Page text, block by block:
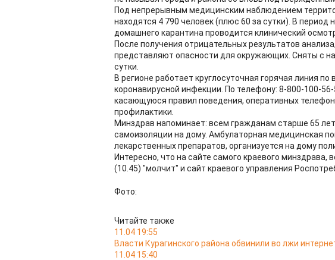
Под непрерывным медицинским наблюдением
находятся 4 790 человек (плюс 60 за сутки). В период
домашнего карантина проводится клинический
После получения отрицательных результатов
представляют опасности для окружающих. Сняты с
сутки.
В регионе работает круглосуточная горячая линия
коронавирусной инфекции. По телефону: 8-800-100-
касающуюся правил поведения, оперативных
профилактики.
Минздрав напоминает: всем гражданам старше 65
самоизоляции на дому. Амбулаторная медицинская
лекарственных препаратов, организуется на дому
Интересно, что на сайте самого краевого
(10.45) "молчит" и сайт краевого управления
Фото:
Читайте также
11.04 19:55
Власти Курагинского района обвинили во лжи
11.04 15:40